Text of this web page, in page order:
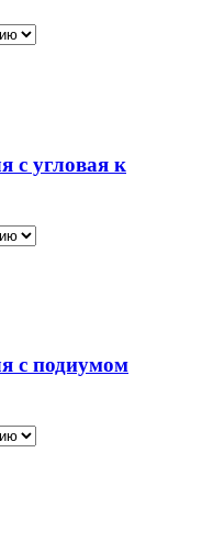
с угловая к
с подиумом